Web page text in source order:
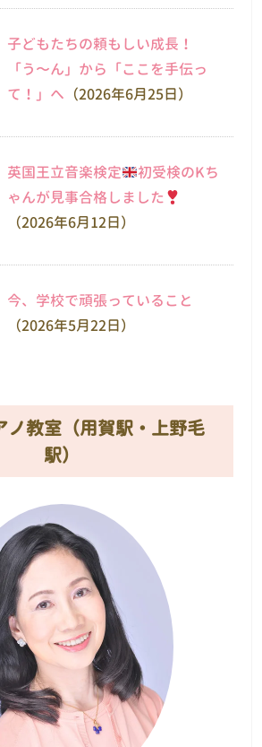
子どもたちの頼もしい成長！
「う〜ん」から「ここを手伝っ
て！」へ （2026年6月25日）
英国王立音楽検定
初受検のKち
ゃんが見事合格しました
（2026年6月12日）
今、学校で頑張っていること
（2026年5月22日）
ノ教室（用賀駅・上野毛
駅）